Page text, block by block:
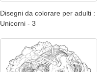
Disegni da colorare per adulti :
Unicorni - 3